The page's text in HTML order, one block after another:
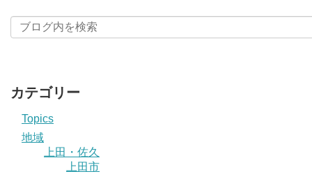
カテゴリー
Topics
地域
上田・佐久
上田市